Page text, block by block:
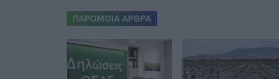
ΠΑΡΟΜΟΙΑ ΑΡΘΡΑ